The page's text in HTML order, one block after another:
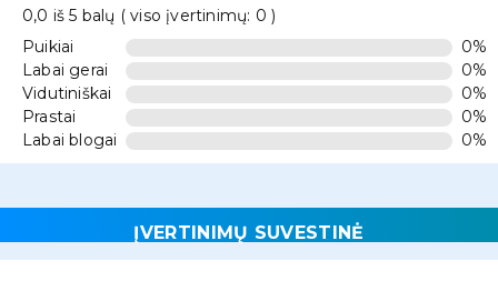
0,0 iš 5 balų ( viso įvertinimų: 0 )
Puikiai
0%
Labai gerai
0%
Vidutiniškai
0%
Prastai
0%
Labai blogai
0%
ĮVERTINIMŲ SUVESTINĖ